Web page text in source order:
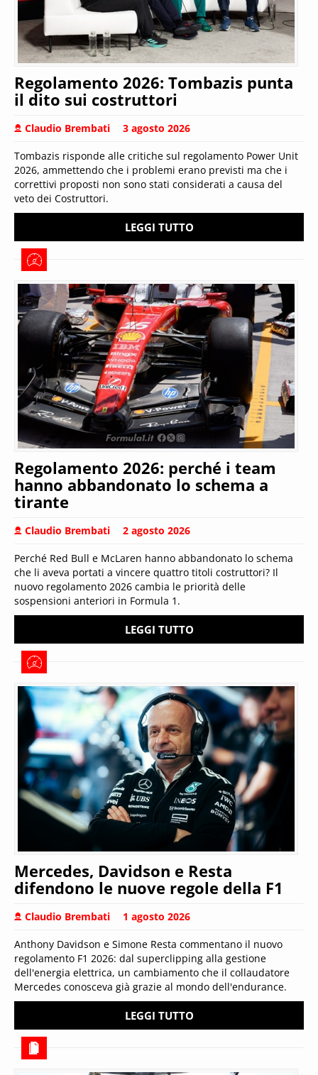
Regolamento 2026: Tombazis punta
il dito sui costruttori
Claudio Brembati 3 agosto 2026
Tombazis risponde alle critiche sul regolamento Power Unit
2026, ammettendo che i problemi erano previsti ma che i
correttivi proposti non sono stati considerati a causa del
veto dei Costruttori.
LEGGI TUTTO
Regolamento 2026: perché i team
hanno abbandonato lo schema a
tirante
Claudio Brembati 2 agosto 2026
Perché Red Bull e McLaren hanno abbandonato lo schema
che li aveva portati a vincere quattro titoli costruttori? Il
nuovo regolamento 2026 cambia le priorità delle
sospensioni anteriori in Formula 1.
LEGGI TUTTO
Mercedes, Davidson e Resta
difendono le nuove regole della F1
Claudio Brembati 1 agosto 2026
Anthony Davidson e Simone Resta commentano il nuovo
regolamento F1 2026: dal superclipping alla gestione
dell'energia elettrica, un cambiamento che il collaudatore
Mercedes conosceva già grazie al mondo dell'endurance.
LEGGI TUTTO